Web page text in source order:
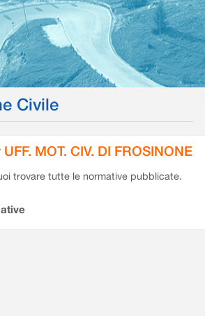
Civile
MOT. CIV. DI FROSINONE
trovare tutte le normative pubblicate.